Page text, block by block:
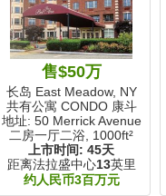
售$50万
长岛 East Meadow, NY
共有公寓 CONDO 康斗
地址: 50 Merrick Avenue
二房一厅二浴, 1000ft²
上市时间:45天
距离法拉盛中心13英里
约人民币3百万元